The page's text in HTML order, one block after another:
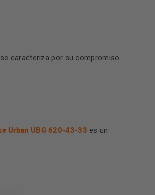
caracteriza por su compromiso
Urban UBG 620-43-33 es un